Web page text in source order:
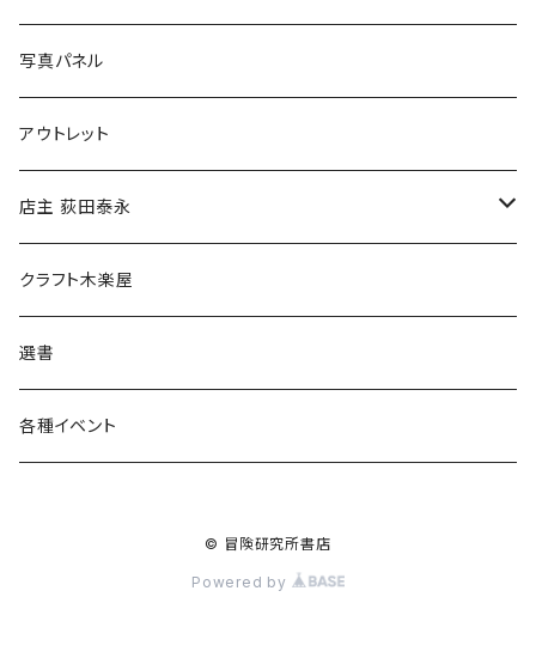
ブックカバー
マグカップ
傘
食料品
その他
冒険クロストーク
写真パネル
アウトレット
店主 荻田泰永
書籍
ウェア
クラフト木楽屋
選書
各種イベント
© 冒険研究所書店
Powered by